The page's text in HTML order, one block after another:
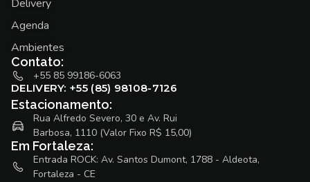
Delivery
Agenda
Ambientes
Contato:
+55 85 99186-6063
DELIVERY: +55 (85) 98108-7126
Estacionamento:
Rua Alfredo Severo, 30 e Av. Rui
Barbosa, 1110 (Valor Fixo R$ 15,00)
Em Fortaleza:
Entrada ROCK: Av. Santos Dumont, 1788 - Aldeota,
Fortaleza - CE